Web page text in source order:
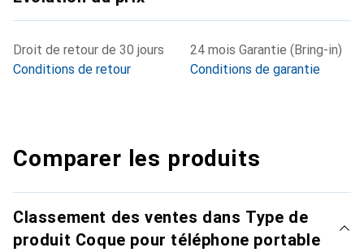
Droit de retour de 30 jours
Conditions de retour
24 mois Garantie (Bring-in)
Conditions de garantie
Comparer les produits
Classement des ventes dans Type de
produit Coque pour téléphone portable